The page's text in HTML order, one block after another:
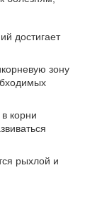
достигает
зону
корни
рыхлой и